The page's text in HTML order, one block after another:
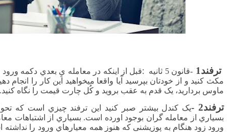
ترفند1 -قانون 5 ثانیه :قبل از اینکه در معامله يِ بعدي دکمه ورود
مکث کنید و از خودتان بپرسید آیا واقعا میخواهید این کار را انجام
ماوس بردارید، یک قدم به عقب بروید و کُل چارت قیمت را نگاه کنید.
ترفند2 -
یک کندل بیشتر صبر کنید این ترفند چیزي است که
بسیاري از معامله گران بوجود اورده است. بسیاري از اشتباهات
ورود زود هنگام به پوزیشنی که هنوز همه معیارهاي ورود را